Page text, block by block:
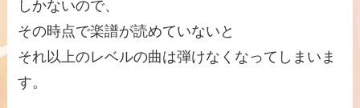
しかないので、
その時点で楽譜が読めていないと
それ以上のレベルの曲は弾けなくなってしまいま
す。